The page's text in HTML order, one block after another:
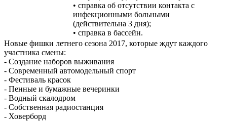
• справка об отсутствии контакта с
инфекционными больными
(действительна 3 дня);
• справка в бассейн.
Новые фишки летнего сезона 2017, которые ждут каждого
участника смены:
- Создание наборов выживания
- Современный автомодельный спорт
- Фестиваль красок
- Пенные и бумажные вечеринки
- Водный скалодром
- Собственная радиостанция
- Ховерборд